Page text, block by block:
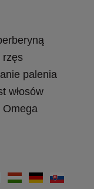
rzęs
palenia
włosów